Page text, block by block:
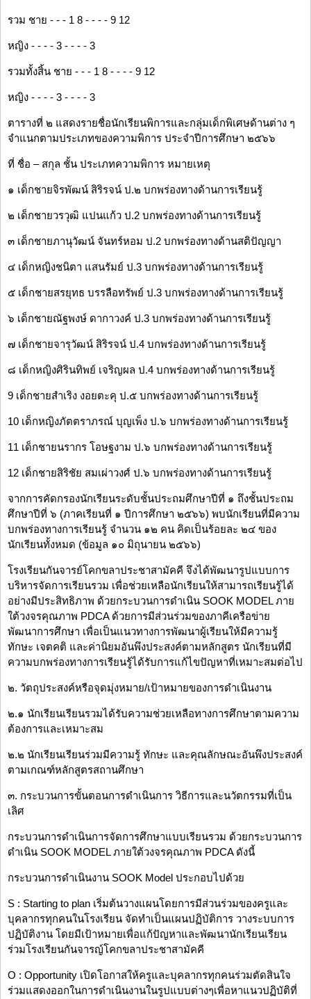
รวม ชาย - - - 1 8 - - - - 9 12
หญิง - - - - 3 - - - - 3
รวมทั้งสิ้น ชาย - - - 1 8 - - - - 9 12
หญิง - - - - 3 - - - - 3
ตารางที่ ๒ แสดงรายชื่อนักเรียนพิการและกลุ่มเด็กพิเศษด้านต่าง ๆ
จำแนกตามประเภทของความพิการ ประจำปีการศึกษา ๒๕๖๖
ที่ ชื่อ – สกุล ชั้น ประเภทความพิการ หมายเหตุ
๑ เด็กชายจิรพัฒน์ สิริรจน์ ป.๒ บกพร่องทางด้านการเรียนรู้
๒ เด็กชายวรวุฒิ แปนแก้ว ป.2 บกพร่องทางด้านการเรียนรู้
๓ เด็กชายภานุวัฒน์ จันทร์หอม ป.2 บกพร่องทางด้านสติปัญญา
๔ เด็กหญิงชนิตา แสนรัมย์ ป.3 บกพร่องทางด้านการเรียนรู้
๕ เด็กชายสรยุทธ บรรลือทรัพย์ ป.3 บกพร่องทางด้านการเรียนรู้
๖ เด็กชายณัฐพงษ์ ดากาวงค์ ป.3 บกพร่องทางด้านการเรียนรู้
๗ เด็กชายจารุวัฒน์ สิริรจน์ ป.4 บกพร่องทางด้านการเรียนรู้
๘ เด็กหญิงศิรินทิพย์ เจริญผล ป.4 บกพร่องทางด้านการเรียนรู้
9 เด็กชายสำเริง งอยตะคุ ป.๕ บกพร่องทางด้านการเรียนรู้
10 เด็กหญิงภัตตราภรณ์ บุญเพ็ง ป.๖ บกพร่องทางด้านการเรียนรู้
11 เด็กชายนรากร โอษฐงาม ป.๖ บกพร่องทางด้านการเรียนรู้
12 เด็กชายสิริชัย สมเผ่าวงศ์ ป.๖ บกพร่องทางด้านการเรียนรู้
จากการคัดกรองนักเรียนระดับชั้นประถมศึกษาปีที่ ๑ ถึงชั้นประถม
ศึกษาปีที่ ๖ (ภาคเรียนที่ ๑ ปีการศึกษา ๒๕๖๖) พบนักเรียนที่มีความ
บกพร่องทางการเรียนรู้ จำนวน ๑๒ คน คิดเป็นร้อยละ ๒๔ ของ
นักเรียนทั้งหมด (ข้อมูล ๑๐ มิถุนายน ๒๕๖๖)
โรงเรียนกันจารย์โคกขลาประชาสามัคคี จึงได้พัฒนารูปแบบการ
บริหารจัดการเรียนรวม เพื่อช่วยเหลือนักเรียนให้สามารถเรียนรู้ได้
อย่างมีประสิทธิภาพ ด้วยกระบวนการดำเนิน SOOK MODEL ภาย
ใต้วงจรคุณภาพ PDCA ด้วยการมีส่วนร่วมของภาคีเครือข่าย
พัฒนาการศึกษา เพื่อเป็นแนวทางการพัฒนาผู้เรียนให้มีความรู้
ทักษะ เจตคติ และค่านิยมอันพึงประสงค์ตามหลักสูตร นักเรียนที่มี
ความบกพร่องทางการเรียนรู้ได้รับการแก้ไขปัญหาที่เหมาะสมต่อไป
๒. วัตถุประสงค์หรือจุดมุ่งหมาย/เป้าหมายของการดำเนินงาน
๒.๑ นักเรียนเรียนรวมได้รับความช่วยเหลือทางการศึกษาตามความ
ต้องการและเหมาะสม
๒.๒ นักเรียนเรียนร่วมมีความรู้ ทักษะ และคุณลักษณะอันพึงประสงค์
ตามเกณฑ์หลักสูตรสถานศึกษา
๓. กระบวนการขั้นตอนการดำเนินการ วิธีการและนวัตกรรมที่เป็น
เลิศ
กระบวนการดำเนินการจัดการศึกษาแบบเรียนรวม ด้วยกระบวนการ
ดำเนิน SOOK MODEL ภายใต้วงจรคุณภาพ PDCA ดังนี้
กระบวนการดำเนินงาน SOOK Model ประกอบไปด้วย
S : Starting to plan เริ่มต้นวางแผนโดยการมีส่วนร่วมของครูและ
บุคลากรทุกคนในโรงเรียน จัดทำเป็นแผนปฏิบัติการ วางระบบการ
ปฏิบัติงาน โดยมีเป้าหมายเพื่อแก้ปัญหาและพัฒนานักเรียนเรียน
ร่วมโรงเรียนกันจารญ์โคกขลาประชาสามัคคี
O : Opportunity เปิดโอกาสให้ครูและบุคลากรทุกคนร่วมตัดสินใจ
ร่วมแสดงออกในการดำเนินงานในรูปแบบต่างๆเพื่อหาแนวปฏิบัติที่